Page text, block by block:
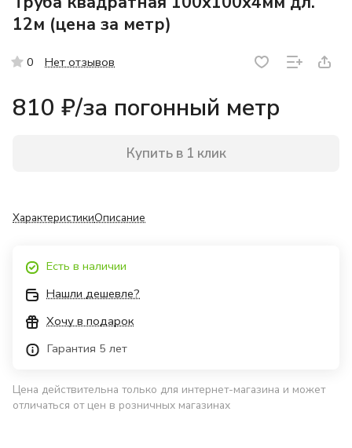
12м (цена за метр)
0 Нет отзывов
810 ₽/за погонный метр
Купить в 1 клик
ХарактеристикиОписание
Есть в наличии
Нашли дешевле?
Хочу в подарок
Гарантия 5 лет
Цена действительна только для интернет-магазина и может
отличаться от цен в розничных магазинах